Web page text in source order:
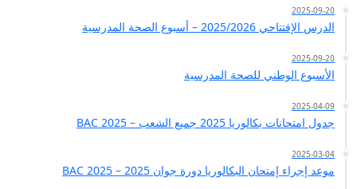
2025-09-20
الدرس الإفتتاحي 2025/2026 – أسبوع الصحة المدرسية
2025-09-20
الأسبوع الوطني للصحة المدرسية
2025-04-09
جدول امتحانات بكالوريا 2025 جميع الشعب – BAC 2025
2025-03-04
موعد إجراء إمتحان البكالوريا دورة جوان 2025 – BAC 2025